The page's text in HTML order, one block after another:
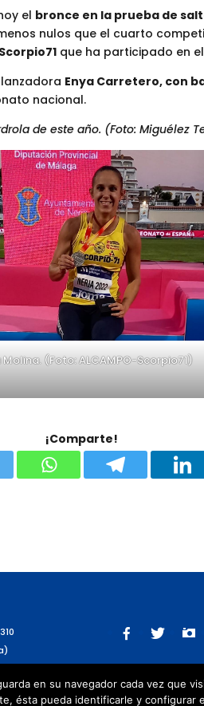
el bronce en la prueba de
nulos que el cuarto
que ha participado en
Enya Carretero, con
nacional.
de este año. (Foto: Miguélez
Molina. (Foto: ALCAMPO-Scorpio71)
¡Comparte!
en su navegador cada vez que
ésta pueda identificarle y